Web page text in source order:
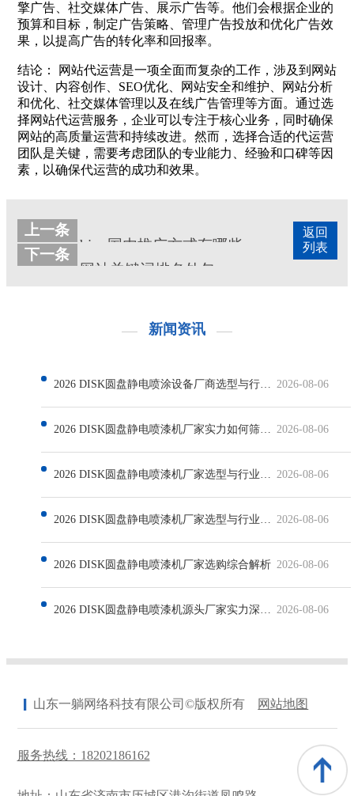
擎广告、社交媒体广告、展示广告等。他们会根据企业的
预算和目标，制定广告策略、管理广告投放和优化广告效
果，以提高广告的转化率和回报率。
结论： 网站代运营是一项全面而复杂的工作，涉及到网站
设计、内容创作、SEO优化、网站安全和维护、网站分析
和优化、社交媒体管理以及在线广告管理等方面。通过选
择网站代运营服务，企业可以专注于核心业务，同时确保
网站的高质量运营和持续改进。然而，选择合适的代运营
团队是关键，需要考虑团队的专业能力、经验和口碑等因
素，以确保代运营的成功和效果。
返回
列表
上一条
bing国内推广方式有哪些
下一条
网站关键词排名外包
新闻资讯
2026-08-06
2026-08-06
2026-08-06
2026-08-06
2026 DISK圆盘静电喷漆机厂家选购综合解析 2026-08-06
2026-08-06
山东一躺网络科技有限公司©版权所有 网站地图
服务热线：18202186162